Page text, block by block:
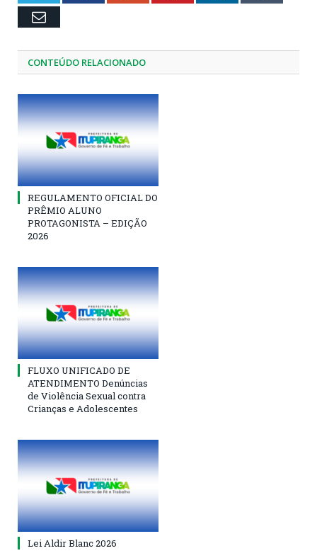
Email
CONTEÚDO RELACIONADO
REGULAMENTO OFICIAL DO
PRÊMIO ALUNO
PROTAGONISTA – EDIÇÃO
2026
FLUXO UNIFICADO DE
ATENDIMENTO Denúncias
de Violência Sexual contra
Crianças e Adolescentes
Lei Aldir Blanc 2026